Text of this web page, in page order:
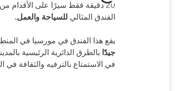
20 دقيقة فقط سيرًا على الأقدام
الفندق المثالي للسياحة والعمل.
يقع هذا الفندق في مورسيا في
جيدًا
في الاستمتاع بالترفيه والثقافة